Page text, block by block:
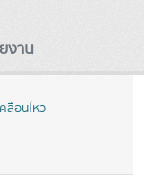
งาน
ลื่อนไหว